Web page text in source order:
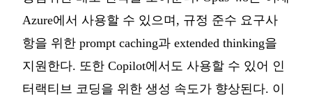
Azure에서 사용할 수 있으며, 규정 준수 요구사
항을 위한 prompt caching과 extended thinking을
지원한다. 또한 Copilot에서도 사용할 수 있어 인
터랙티브 코딩을 위한 생성 속도가 향상된다. 이